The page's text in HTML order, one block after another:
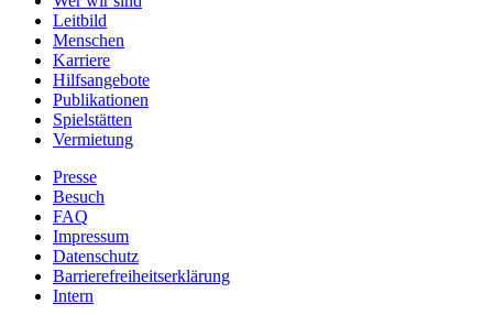
Leitbild
Menschen
Karriere
Hilfsangebote
Publikationen
Spielstätten
Vermietung
Presse
Besuch
FAQ
Impressum
Datenschutz
Barrierefreiheitserklärung
Intern